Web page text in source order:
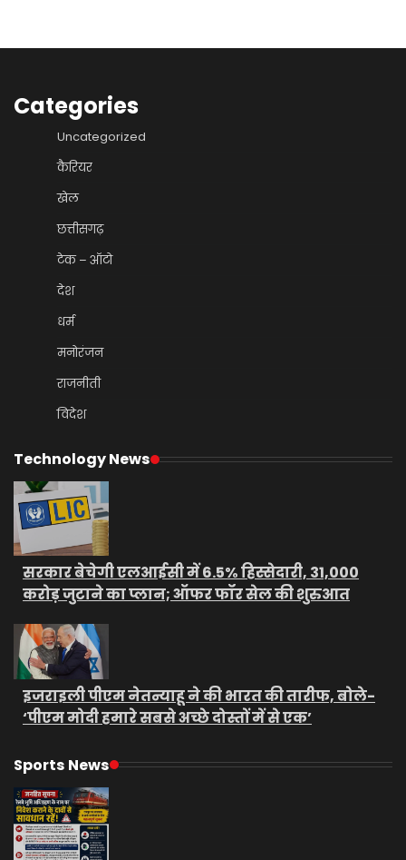
Categories
Uncategorized
कैरियर
खेल
छत्तीसगढ़
टेक – ऑटो
देश
धर्म
मनोरंजन
राजनीती
विदेश
Technology News
सरकार बेचेगी एलआईसी में 6.5% हिस्सेदारी, 31,000
करोड़ जुटाने का प्लान; ऑफर फॉर सेल की शुरुआत
इजराइली पीएम नेतन्याहू ने की भारत की तारीफ, बोले-
‘पीएम मोदी हमारे सबसे अच्छे दोस्तों में से एक’
Sports News